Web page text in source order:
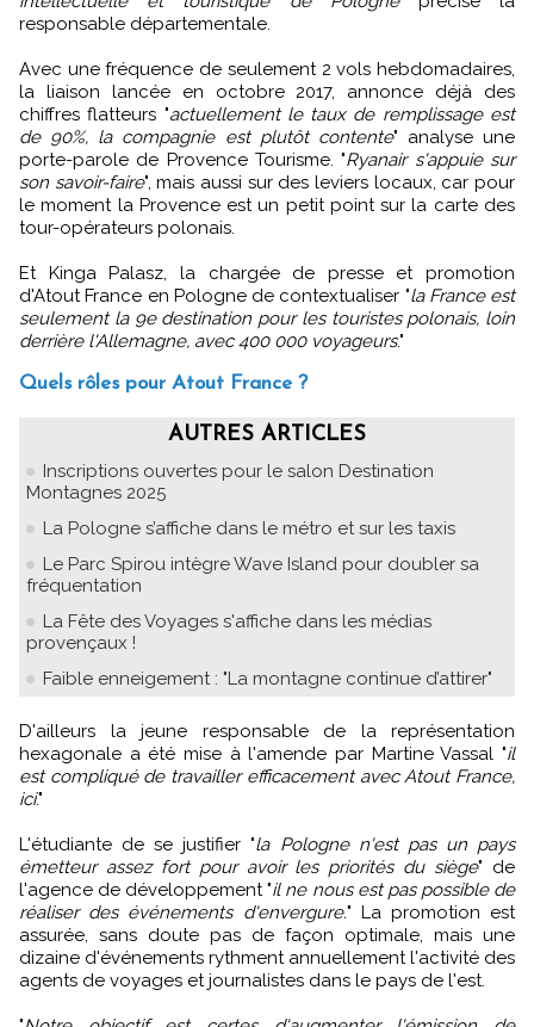
responsable départementale.
Avec une fréquence de seulement 2 vols hebdomadaires,
la liaison lancée en octobre 2017, annonce déjà des
chiffres flatteurs "actuellement le taux de remplissage est
de 90%, la compagnie est plutôt contente" analyse une
porte-parole de Provence Tourisme. "Ryanair s'appuie sur
son savoir-faire", mais aussi sur des leviers locaux, car pour
le moment la Provence est un petit point sur la carte des
tour-opérateurs polonais.
Et Kinga Palasz, la chargée de presse et promotion
d'Atout France en Pologne de contextualiser "la France est
seulement la 9e destination pour les touristes polonais, loin
derrière l'Allemagne, avec 400 000 voyageurs."
Quels rôles pour Atout France ?
AUTRES ARTICLES
Inscriptions ouvertes pour le salon Destination
Montagnes 2025
La Pologne s’affiche dans le métro et sur les taxis
Le Parc Spirou intègre Wave Island pour doubler sa
fréquentation
La Fête des Voyages s'affiche dans les médias
provençaux !
Faible enneigement : "La montagne continue d’attirer"
D'ailleurs la jeune responsable de la représentation
hexagonale a été mise à l'amende par Martine Vassal "il
est compliqué de travailler efficacement avec Atout France,
ici."
L'étudiante de se justifier "la Pologne n'est pas un pays
émetteur assez fort pour avoir les priorités du siège" de
l'agence de développement "il ne nous est pas possible de
réaliser des événements d'envergure." La promotion est
assurée, sans doute pas de façon optimale, mais une
dizaine d'événements rythment annuellement l'activité des
agents de voyages et journalistes dans le pays de l'est.